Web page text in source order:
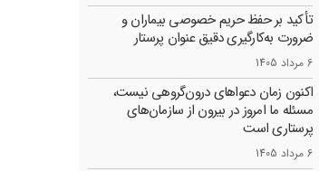
تأکید بر حفظ حریم خصوصی بیماران و
ضرورت به‌کارگیری دقیق عنوان پرستار
6 مرداد 1405
اکنون زمان دعواهای درون‌گروهی نیست،
مسئله ما امروز در بیرون از سازمان‌های
پرستاری است
6 مرداد 1405